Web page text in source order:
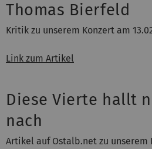
Thomas Bierfeld
Kritik zu unserem Konzert am
Link zum Artikel
Diese Vierte hallt
nach
Artikel auf Ostalb.net zu unserem